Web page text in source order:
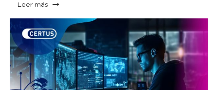
Leer más